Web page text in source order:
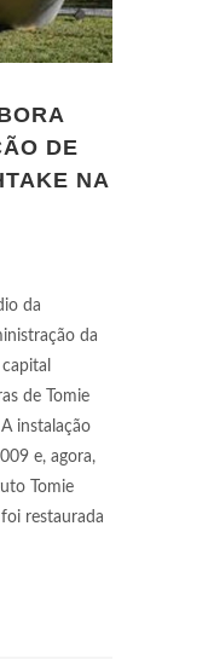
DE
NA
da
da
de Tomie
instalação
e, agora,
Tomie
restaurada